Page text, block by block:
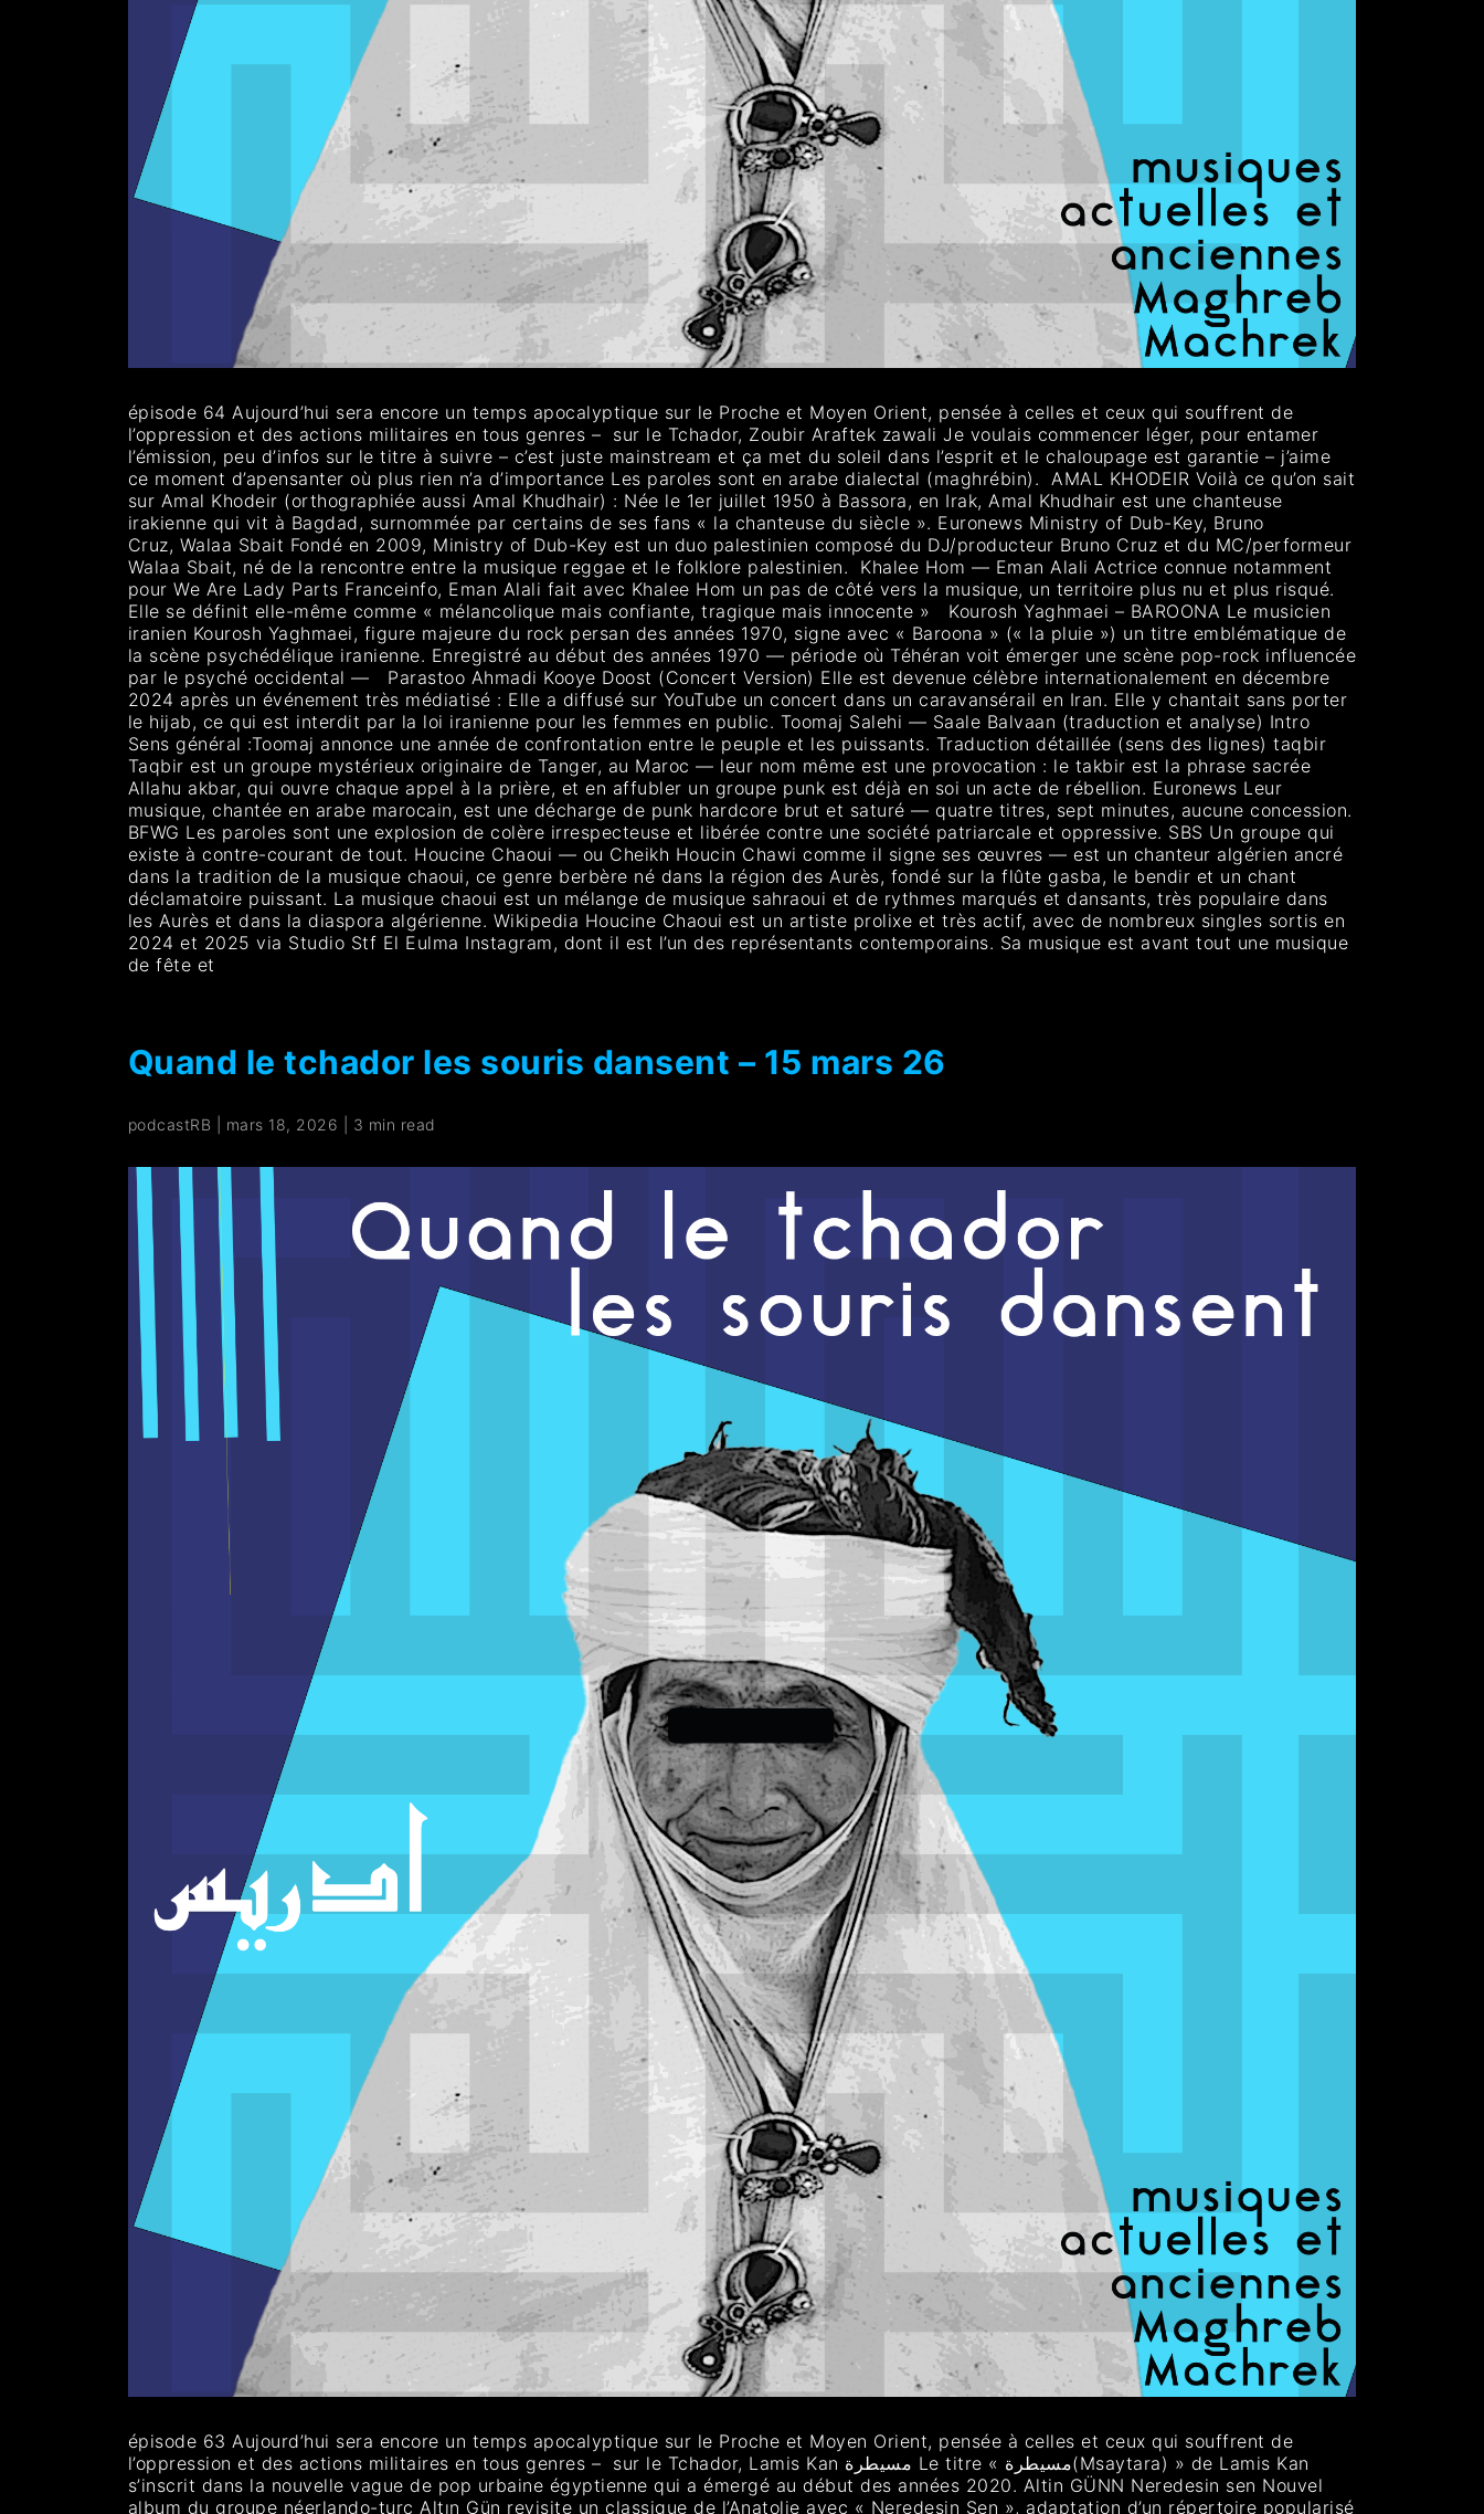
épisode 64 Aujourd’hui sera encore un temps apocalyptique sur le Proche et Moyen Orient, pensée à celles et ceux qui souffrent de
l’oppression et des actions militaires en tous genres – sur le Tchador, Zoubir Araftek zawali Je voulais commencer léger, pour entamer
l’émission, peu d’infos sur le titre à suivre – c’est juste mainstream et ça met du soleil dans l’esprit et le chaloupage est garantie – j’aime
ce moment d’apensanter où plus rien n’a d’importance Les paroles sont en arabe dialectal (maghrébin). AMAL KHODEIR Voilà ce qu’on sait
sur Amal Khodeir (orthographiée aussi Amal Khudhair) : Née le 1er juillet 1950 à Bassora, en Irak, Amal Khudhair est une chanteuse
irakienne qui vit à Bagdad, surnommée par certains de ses fans « la chanteuse du siècle ». Euronews Ministry of Dub-Key, Bruno
Cruz, Walaa Sbait Fondé en 2009, Ministry of Dub-Key est un duo palestinien composé du DJ/producteur Bruno Cruz et du MC/performeur
Walaa Sbait, né de la rencontre entre la musique reggae et le folklore palestinien. Khalee Hom — Eman Alali Actrice connue notamment
pour We Are Lady Parts Franceinfo, Eman Alali fait avec Khalee Hom un pas de côté vers la musique, un territoire plus nu et plus risqué.
Elle se définit elle-même comme « mélancolique mais confiante, tragique mais innocente » Kourosh Yaghmaei – BAROONA Le musicien
iranien Kourosh Yaghmaei, figure majeure du rock persan des années 1970, signe avec « Baroona » (« la pluie ») un titre emblématique de
la scène psychédélique iranienne. Enregistré au début des années 1970 — période où Téhéran voit émerger une scène pop-rock influencée
par le psyché occidental — Parastoo Ahmadi Kooye Doost (Concert Version) Elle est devenue célèbre internationalement en décembre
2024 après un événement très médiatisé : Elle a diffusé sur YouTube un concert dans un caravansérail en Iran. Elle y chantait sans porter
le hijab, ce qui est interdit par la loi iranienne pour les femmes en public. Toomaj Salehi — Saale Balvaan (traduction et analyse) Intro
Sens général :Toomaj annonce une année de confrontation entre le peuple et les puissants. Traduction détaillée (sens des lignes) taqbir
Taqbir est un groupe mystérieux originaire de Tanger, au Maroc — leur nom même est une provocation : le takbir est la phrase sacrée
Allahu akbar, qui ouvre chaque appel à la prière, et en affubler un groupe punk est déjà en soi un acte de rébellion. Euronews Leur
musique, chantée en arabe marocain, est une décharge de punk hardcore brut et saturé — quatre titres, sept minutes, aucune concession.
BFWG Les paroles sont une explosion de colère irrespecteuse et libérée contre une société patriarcale et oppressive. SBS Un groupe qui
existe à contre-courant de tout. Houcine Chaoui — ou Cheikh Houcin Chawi comme il signe ses œuvres — est un chanteur algérien ancré
dans la tradition de la musique chaoui, ce genre berbère né dans la région des Aurès, fondé sur la flûte gasba, le bendir et un chant
déclamatoire puissant. La musique chaoui est un mélange de musique sahraoui et de rythmes marqués et dansants, très populaire dans
les Aurès et dans la diaspora algérienne. Wikipedia Houcine Chaoui est un artiste prolixe et très actif, avec de nombreux singles sortis en
2024 et 2025 via Studio Stf El Eulma Instagram, dont il est l’un des représentants contemporains. Sa musique est avant tout une musique
de fête et
Quand le tchador les souris dansent – 15 mars 26
podcastRB mars 18, 2026 3 min read
épisode 63 Aujourd’hui sera encore un temps apocalyptique sur le Proche et Moyen Orient, pensée à celles et ceux qui souffrent de
l’oppression et des actions militaires en tous genres – sur le Tchador, Lamis Kan مسيطرة Le titre « مسيطرة(Msaytara) » de Lamis Kan
s’inscrit dans la nouvelle vague de pop urbaine égyptienne qui a émergé au début des années 2020. Altin GÜNN Neredesin sen Nouvel
album du groupe néerlando-turc Altın Gün revisite un classique de l’Anatolie avec « Neredesin Sen », adaptation d’un répertoire popularisé